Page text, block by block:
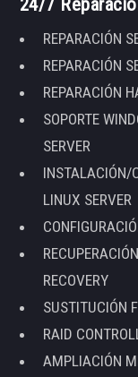
REPARACIÓN
REPARACIÓN
REPARACIÓN
SOPORTE
SERVER
INSTALACIÓN/
LINUX SERVER
RECOVERY
SUSTITUCIÓN
RAID
AMPLIACIÓN